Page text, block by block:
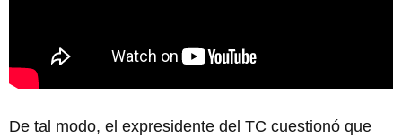
De tal modo, el expresidente del TC cuestionó que